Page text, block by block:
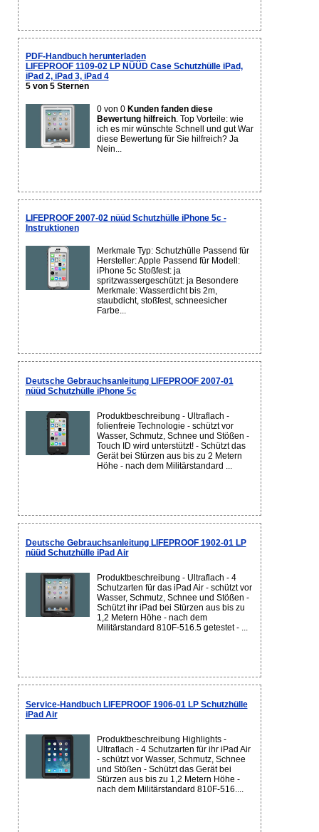
PDF-Handbuch herunterladen
LIFEPROOF 1109-02 LP NÜÜD Case Schutzhülle iPad,
iPad 2, iPad 3, iPad 4
5 von 5 Sternen
0 von 0 Kunden fanden diese
Bewertung hilfreich. Top Vorteile: wie
ich es mir wünschte Schnell und gut War
diese Bewertung für Sie hilfreich? Ja
Nein...
LIFEPROOF 2007-02 nüüd Schutzhülle iPhone 5c -
Instruktionen
Merkmale Typ: Schutzhülle Passend für
Hersteller: Apple Passend für Modell:
iPhone 5c Stoßfest: ja
spritzwassergeschützt: ja Besondere
Merkmale: Wasserdicht bis 2m,
staubdicht, stoßfest, schneesicher
Farbe...
Deutsche Gebrauchsanleitung LIFEPROOF 2007-01
nüüd Schutzhülle iPhone 5c
Produktbeschreibung - Ultraflach -
folienfreie Technologie - schützt vor
Wasser, Schmutz, Schnee und Stößen -
Touch ID wird unterstützt! - Schützt das
Gerät bei Stürzen aus bis zu 2 Metern
Höhe - nach dem Militärstandard ...
Deutsche Gebrauchsanleitung LIFEPROOF 1902-01 LP
nüüd Schutzhülle iPad Air
Produktbeschreibung - Ultraflach - 4
Schutzarten für das iPad Air - schützt vor
Wasser, Schmutz, Schnee und Stößen -
Schützt ihr iPad bei Stürzen aus bis zu
1,2 Metern Höhe - nach dem
Militärstandard 810F-516.5 getestet - ...
Service-Handbuch LIFEPROOF 1906-01 LP Schutzhülle
iPad Air
Produktbeschreibung Highlights -
Ultraflach - 4 Schutzarten für ihr iPad Air
- schützt vor Wasser, Schmutz, Schnee
und Stößen - Schützt das Gerät bei
Stürzen aus bis zu 1,2 Metern Höhe -
nach dem Militärstandard 810F-516....